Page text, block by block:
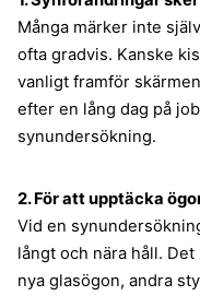
Många märker inte
ofta gradvis. Kanske
vanligt framför
efter en lång dag på
synundersökning.
2. För att upptäcka
Vid en
långt och nära håll.
nya glasögon, andra